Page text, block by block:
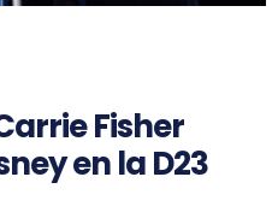
Fisher
en la D23